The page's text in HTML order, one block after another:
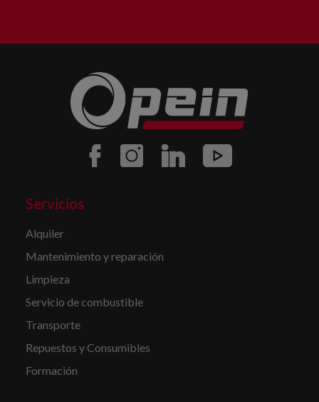
Servicios
Alquiler
Mantenimiento y reparación
Limpieza
Servicio de combustible
Transporte
Repuestos y Consumibles
Formación